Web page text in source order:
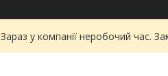
Зараз у компанії неробочий час.